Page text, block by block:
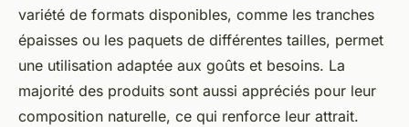
variété de formats disponibles, comme les tranches
épaisses ou les paquets de différentes tailles, permet
une utilisation adaptée aux goûts et besoins. La
majorité des produits sont aussi appréciés pour leur
composition naturelle, ce qui renforce leur attrait.